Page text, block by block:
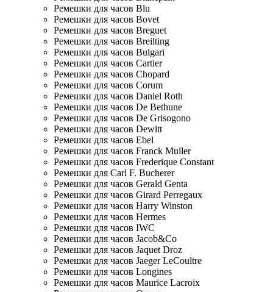
Ремешки для часов Blu
Ремешки для часов Bovet
Ремешки для часов Breguet
Ремешки для часов Breilting
Ремешки для часов Bulgari
Ремешки для часов Cartier
Ремешки для часов Chopard
Ремешки для часов Corum
Ремешки для часов Daniel Roth
Ремешки для часов De Bethune
Ремешки для часов De Grisogono
Ремешки для часов Dewitt
Ремешки для часов Ebel
Ремешки для часов Franck Muller
Ремешки для часов Frederique Constant
Ремешки для Carl F. Bucherer
Ремешки для часов Gerald Genta
Ремешки для часов Girard Perregaux
Ремешки для часов Harry Winston
Ремешки для часов Hermes
Ремешки для часов IWC
Ремешки для часов Jacob&Co
Ремешки для часов Jaquet Droz
Ремешки для часов Jaeger LeCoultre
Ремешки для часов Longines
Ремешки для часов Maurice Lacroix